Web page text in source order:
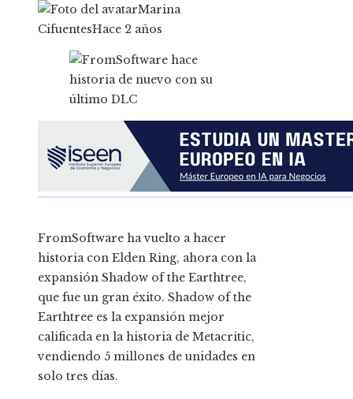
Marina
CifuentesHace 2 años
FromSoftware ha vuelto a hacer
historia con Elden Ring, ahora con la
expansión Shadow of the Earthtree,
que fue un gran éxito. Shadow of the
Earthtree es la expansión mejor
calificada en la historia de Metacritic,
vendiendo 5 millones de unidades en
solo tres días.